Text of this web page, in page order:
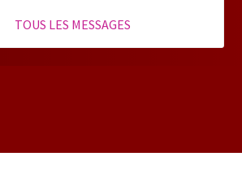
TOUS LES MESSAGES